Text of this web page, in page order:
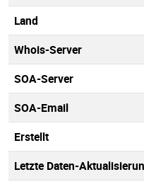
Land
Whois-Server
SOA-Server
SOA-Email
Erstellt
Letzte Daten-